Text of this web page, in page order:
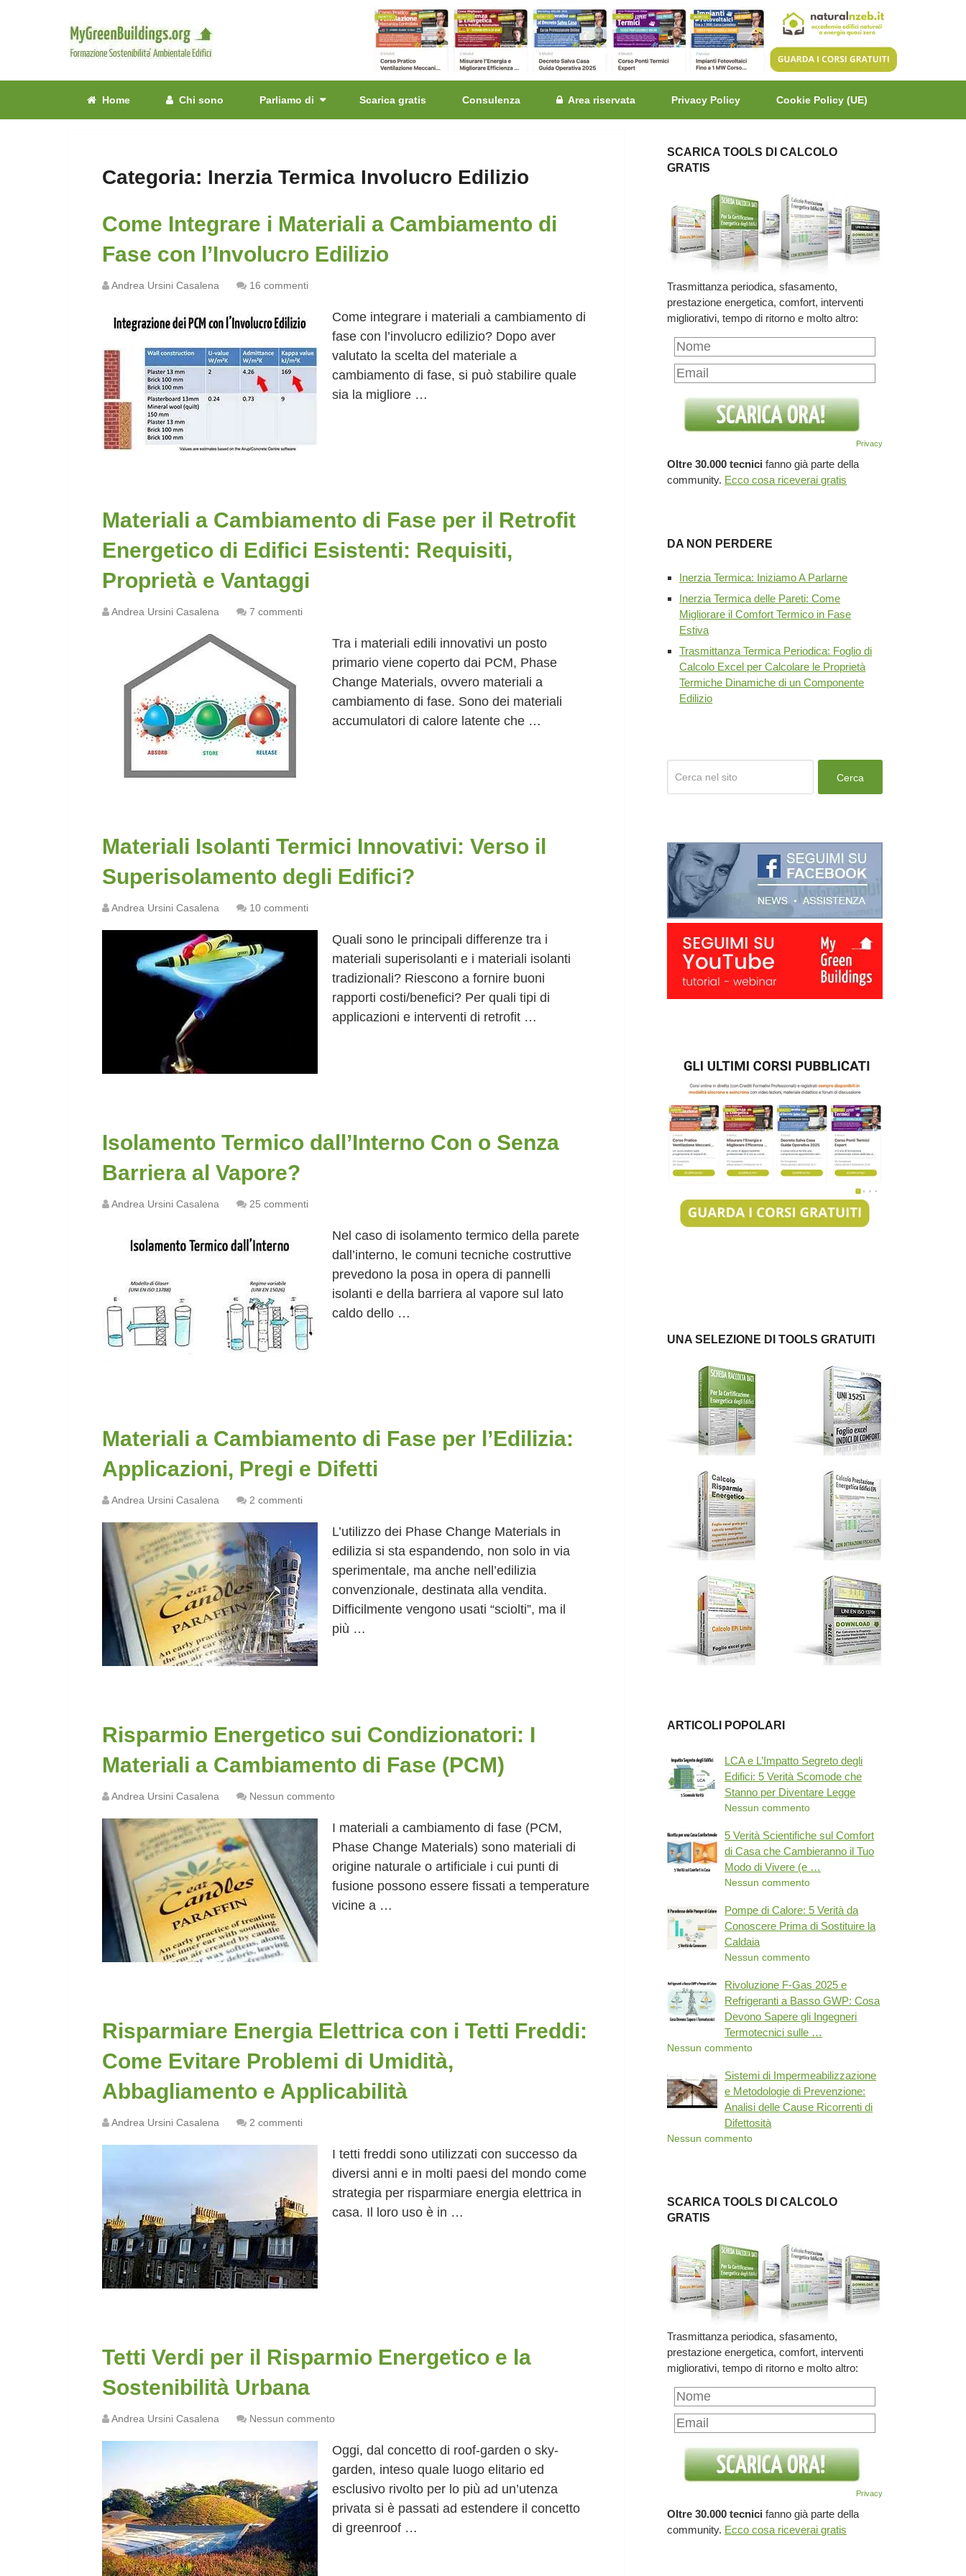
Home Chi sono Parliamo di Scarica gratis Consulenza Area riservata Privacy Policy Cookie Policy (UE)
Categoria: Inerzia Termica Involucro Edilizio
Come Integrare i Materiali a Cambiamento di
Fase con l’Involucro Edilizio
Andrea Ursini Casalena 16 commenti
Come integrare i materiali a cambiamento di
fase con l’involucro edilizio? Dopo aver
valutato la scelta del materiale a
cambiamento di fase, si può stabilire quale
sia la migliore …
Materiali a Cambiamento di Fase per il Retrofit
Energetico di Edifici Esistenti: Requisiti,
Proprietà e Vantaggi
Andrea Ursini Casalena 7 commenti
Tra i materiali edili innovativi un posto
primario viene coperto dai PCM, Phase
Change Materials, ovvero materiali a
cambiamento di fase. Sono dei materiali
accumulatori di calore latente che …
Materiali Isolanti Termici Innovativi: Verso il
Superisolamento degli Edifici?
Andrea Ursini Casalena 10 commenti
Quali sono le principali differenze tra i
materiali superisolanti e i materiali isolanti
tradizionali? Riescono a fornire buoni
rapporti costi/benefici? Per quali tipi di
applicazioni e interventi di retrofit …
Isolamento Termico dall’Interno Con o Senza
Barriera al Vapore?
Andrea Ursini Casalena 25 commenti
Nel caso di isolamento termico della parete
dall’interno, le comuni tecniche costruttive
prevedono la posa in opera di pannelli
isolanti e della barriera al vapore sul lato
caldo dello …
Materiali a Cambiamento di Fase per l’Edilizia:
Applicazioni, Pregi e Difetti
Andrea Ursini Casalena 2 commenti
L’utilizzo dei Phase Change Materials in
edilizia si sta espandendo, non solo in via
sperimentale, ma anche nell’edilizia
convenzionale, destinata alla vendita.
Difficilmente vengono usati “sciolti”, ma il
più …
Risparmio Energetico sui Condizionatori: I
Materiali a Cambiamento di Fase (PCM)
Andrea Ursini Casalena Nessun commento
I materiali a cambiamento di fase (PCM,
Phase Change Materials) sono materiali di
origine naturale o artificiale i cui punti di
fusione possono essere fissati a temperature
vicine a …
Risparmiare Energia Elettrica con i Tetti Freddi:
Come Evitare Problemi di Umidità,
Abbagliamento e Applicabilità
Andrea Ursini Casalena 2 commenti
I tetti freddi sono utilizzati con successo da
diversi anni e in molti paesi del mondo come
strategia per risparmiare energia elettrica in
casa. Il loro uso è in …
Tetti Verdi per il Risparmio Energetico e la
Sostenibilità Urbana
Andrea Ursini Casalena Nessun commento
Oggi, dal concetto di roof-garden o sky-
garden, inteso quale luogo elitario ed
esclusivo rivolto per lo più ad un’utenza
privata si è passati ad estendere il concetto
di greenroof …
SCARICA TOOLS DI CALCOLO
GRATIS
Trasmittanza periodica, sfasamento,
prestazione energetica, comfort, interventi
migliorativi, tempo di ritorno e molto altro:
Privacy
Oltre 30.000 tecnici fanno già parte della
community. Ecco cosa riceverai gratis
DA NON PERDERE
Inerzia Termica: Iniziamo A Parlarne
Inerzia Termica delle Pareti: Come
Migliorare il Comfort Termico in Fase
Estiva
Trasmittanza Termica Periodica: Foglio di
Calcolo Excel per Calcolare le Proprietà
Termiche Dinamiche di un Componente
Edilizio
Cerca
UNA SELEZIONE DI TOOLS GRATUITI
ARTICOLI POPOLARI
LCA e L’Impatto Segreto degli
Edifici: 5 Verità Scomode che
Stanno per Diventare Legge
Nessun commento
5 Verità Scientifiche sul Comfort
di Casa che Cambieranno il Tuo
Modo di Vivere (e …
Nessun commento
Pompe di Calore: 5 Verità da
Conoscere Prima di Sostituire la
Caldaia
Nessun commento
Rivoluzione F-Gas 2025 e
Refrigeranti a Basso GWP: Cosa
Devono Sapere gli Ingegneri
Termotecnici sulle …
Nessun commento
Sistemi di Impermeabilizzazione
e Metodologie di Prevenzione:
Analisi delle Cause Ricorrenti di
Difettosità
Nessun commento
SCARICA TOOLS DI CALCOLO
GRATIS
Trasmittanza periodica, sfasamento,
prestazione energetica, comfort, interventi
migliorativi, tempo di ritorno e molto altro:
Privacy
Oltre 30.000 tecnici fanno già parte della
community. Ecco cosa riceverai gratis